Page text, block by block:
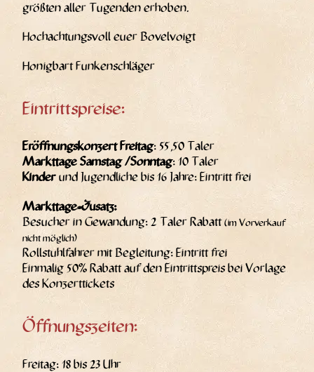
größ­ten aller Tugen­den erhoben.
Hoch­ach­tungs­voll euer Bovelvoigt
Honig­bart Funkenschläger
Eintrittspreise:
Eröff­nungs­kon­zert Frei­tag: 55,50 Taler
Markt­ta­ge Sams­tag /​Sonn­tag: 10 Taler
Kin­der und Jugend­li­che bis 16 Jah­re: Ein­tritt frei
Markt­ta­ge-Zusatz:
Besu­cher in Gewan­dung: 2 Taler Rabatt (im Vor­ver­kauf
nicht mög­lich)
Roll­stuhl­fah­rer mit Beglei­tung: Ein­tritt frei
Ein­ma­lig 50% Rabatt auf den Ein­tritts­preis bei Vor­la­ge
des Konzerttickets
Öffnungszeiten:
Frei­tag: 18 bis 23 Uhr